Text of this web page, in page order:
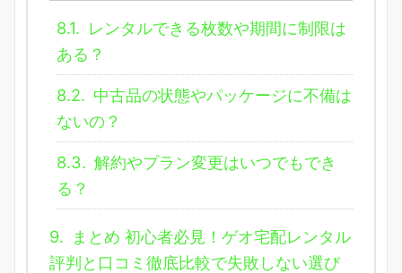
8.1. レンタルできる枚数や期間に制限は
ある？
8.2. 中古品の状態やパッケージに不備は
ないの？
8.3. 解約やプラン変更はいつでもでき
る？
9.
まとめ 初心者必見！ゲオ宅配レンタル
評判と口コミ徹底比較で失敗しない選び